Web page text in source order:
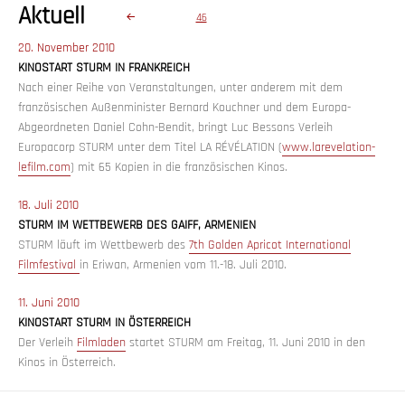
Aktuell
der
SEITE46
Veröffentlicht
am
20. November 2010
KINOSTART STURM IN FRANKREICH
Nach einer Reihe von Veranstaltungen, unter anderem mit dem
französischen Außenminister Bernard Kouchner und dem Europa-
Abgeordneten Daniel Cohn-Bendit, bringt Luc Bessons Verleih
Europacorp STURM unter dem Titel LA RÉVÉLATION (www.larevelation-
lefilm.com) mit 65 Kopien in die französischen Kinos.
Veröffentlicht
am
18. Juli 2010
STURM IM WETTBEWERB DES GAIFF, ARMENIEN
STURM läuft im Wettbewerb des 7th Golden Apricot International
Filmfestival in Eriwan, Armenien vom 11.-18. Juli 2010.
Veröffentlicht
am
11. Juni 2010
KINOSTART STURM IN ÖSTERREICH
Der Verleih Filmladen startet STURM am Freitag, 11. Juni 2010 in den
Kinos in Österreich.